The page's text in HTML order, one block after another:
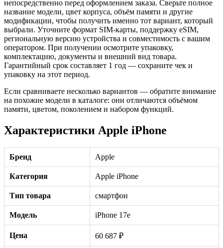
непосредственно перед оформлением заказа. Сверьте полное
название модели, цвет корпуса, объём памяти и другие
модификации, чтобы получить именно тот вариант, который
выбрали. Уточните формат SIM-карты, поддержку eSIM,
региональную версию устройства и совместимость с вашим
оператором. При получении осмотрите упаковку,
комплектацию, документы и внешний вид товара.
Гарантийный срок составляет 1 год — сохраните чек и
упаковку на этот период.
Если сравниваете несколько вариантов — обратите внимание
на похожие модели в каталоге: они отличаются объёмом
памяти, цветом, поколением и набором функций.
Характеристики Apple iPhone
Бренд Apple
Категория Apple iPhone
Тип товара смартфон
Модель iPhone 17e
Цена 60 687 ₽